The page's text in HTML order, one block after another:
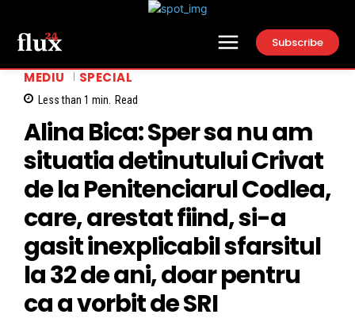
Subscribe
MEDIU SPECIAL
Less than 1 min. Read
Alina Bica: Sper sa nu am
situatia detinutului Crivat
de la Penitenciarul Codlea,
care, arestat fiind, si-a
gasit inexplicabil sfarsitul
la 32 de ani, doar pentru
ca a vorbit de SRI